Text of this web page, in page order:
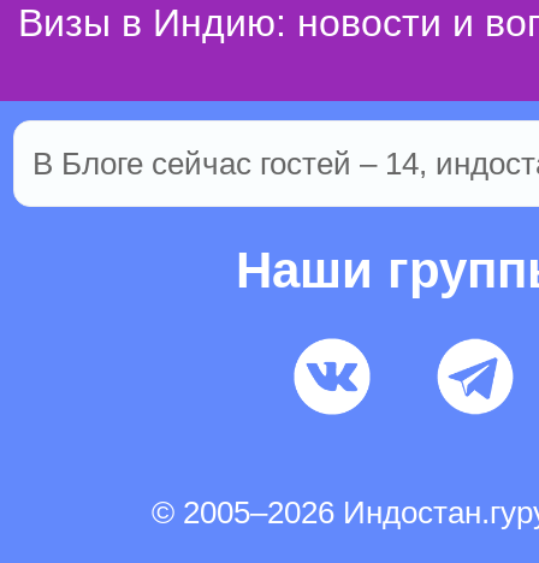
Визы в Индию: новости и
В Блоге сейчас гостей – 14,
Наши
© 2005–2026